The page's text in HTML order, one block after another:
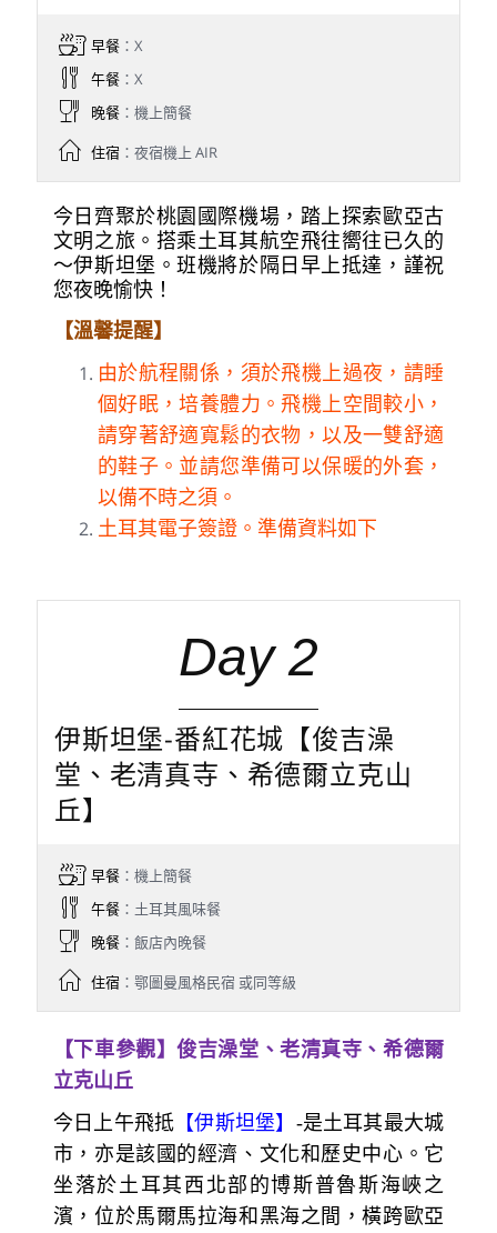
早餐：X
午餐：X
晚餐：機上簡餐
住宿：夜宿機上 AIR
今日齊聚於桃園國際機場，踏上探索歐亞古
文明之旅。搭乘土耳其航空飛往嚮往已久的
～伊斯坦堡。班機將於隔日早上抵達，謹祝
您夜晚愉快！
【溫馨提醒】
由於航程關係，須於飛機上過夜，請睡
個好眠，培養體力。飛機上空間較小，
請穿著舒適寬鬆的衣物，以及一雙舒適
的鞋子。並請您準備可以保暖的外套，
以備不時之須。
土耳其電子簽證。準備資料如下
Day 2
伊斯坦堡-番紅花城【俊吉澡
堂、老清真寺、希德爾立克山
丘】
早餐：機上簡餐
午餐：土耳其風味餐
晚餐：飯店內晚餐
住宿：鄂圖曼風格民宿 或同等級
【下車參觀】俊吉澡堂、老清真寺、希德爾
立克山丘
今日上午飛抵 【伊斯坦堡】 -是土耳其最大城
市，亦是該國的經濟、文化和歷史中心。它
坐落於土耳其西北部的博斯普魯斯海峽之
濱，位於馬爾馬拉海和黑海之間，橫跨歐亞